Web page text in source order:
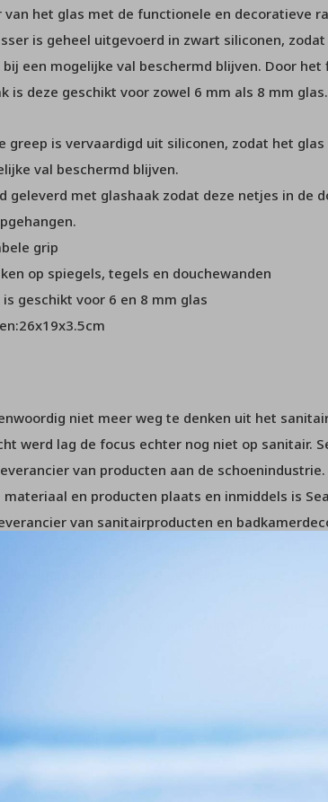
van het glas met de functionele en decoratieve
is geheel uitgevoerd in zwart siliconen,
een mogelijke val beschermd blijven. Door
is deze geschikt voor zowel 6 mm als 8 mm glas.
greep is vervaardigd uit siliconen, zodat het
val beschermd blijven.
geleverd met glashaak zodat deze netjes in de
grip
op spiegels, tegels en douchewanden
is geschikt voor 6 en 8 mm glas
niet meer weg te denken uit het
werd lag de focus echter nog niet op sanitair.
van producten aan de
en producten plaats en inmiddels is
van sanitairproducten en
op het gebied van sanitair. Trends in de
en Sealskin speelt daar gelijk op in.
vragen hebben over dit product of over iets